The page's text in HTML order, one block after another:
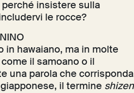
insistere sulla
le rocce?
in hawaiano, ma in molte
il samoano o il
una parola che corrisponda
il termine shizen